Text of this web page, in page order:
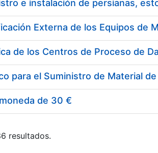
e instalación de persianas,
de 30 €
resultados.